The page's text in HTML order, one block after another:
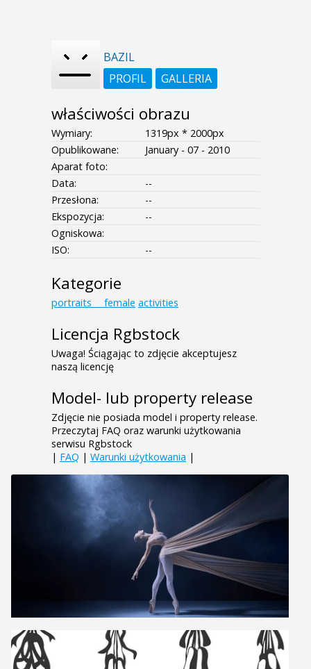
BAZIL
PROFIL
GALLERIA
właściwości obrazu
Wymiary:
1319px * 2000px
Opublikowane:
January - 07 - 2010
Aparat foto:
Data:
--
Przesłona:
--
Ekspozycja:
--
Ogniskowa:
ISO:
--
Kategorie
portraits___female activities
Licencja Rgbstock
Uwaga! Ściągając to zdjęcie akceptujesz
naszą licencję
Model- lub property release
Zdjęcie nie posiada model i property release.
Przeczytaj FAQ oraz warunki użytkowania
serwisu Rgbstock
| FAQ | Warunki użytkowania |